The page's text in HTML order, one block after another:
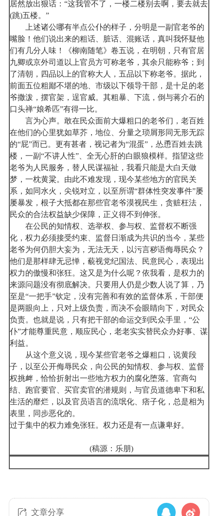
居然放出狠话：“这我管不了，一楼二楼别去啊，要去就去
(跳)五楼。”
上述诸公哪有半点公仆的样子，分明是一副官老爷的
嘴脸！他们说出来的粗话、脏话、混账话，真叫我怀疑他
们有几分人味！《柳南随笔》卷五说，在明朝，只有官居
九卿或京外司道以上官员方可称老爷，其余只能称爷；到
了清朝，四品以上的官称大人，五品以下称老爷。据此，
前面五位粗鄙不堪的地、市级以下领导干部，是十足的老
爷撒泼，摆官架，逞官威。其粗暴、下流，倒与蒋介石的
口头禅“娘希匹”有得一比。
言为心声。敢在民众面前大爆粗口的老爷们，老百姓
在他们的心里犹如草芥，地位、分量之琐屑形同无形无踪
的“屁”而已。更有甚者，视记者为“混蛋”，怂恿百姓去跳
楼，一副“不讲人性”、全无心肝的白眼狼模样。指望这些
老爷为人民服务，替人民谋福祉，我看只能是大白天做
梦，一枕黄粱。由此不难发现，现今某些地方的官民关
系，如同水火，尖锐对立，以至所谓“群体性突发事件”屡
屡暴发，根子大抵都在那些官老爷漠视民生，贪赃枉法，
民众的合法权益缺少保障，正义得不到伸张。
在公民的知情权、选举权、参与权、监督权不断强
化，权力必须接受约束、监督日渐成为共识的当今，某些
老爷为何仍胆大妄为，无法无天，以污言秽语侮辱民众？
他们是那样肆无忌惮，藐视党纪国法、民意民心，表现出
权力的傲慢和张狂。这又是为什么呢？依我看，是权力的
来源问题没有彻底解决。只要用人仍是少数人说了算，乃
至是“一把手”钦定，没有完善和有效的监督体系，干部便
是两眼向上，只对上级负责，而决不会眼睛向下，对民众
负责。也就是说，只有把干部的命运交到民众手里，“公
仆”才能尊重民意，顺应民心，老老实实替民众办好事、谋
利益。
从这个意义说，现今某些官老爷之爆粗口，说黄段
子，以至公开侮辱民众，向公民的知情权、参与权、监督
权挑衅，恰恰折射出一些地方权力的腐化堕落。官商勾
结、跑官要官、买官卖官的潜规则，与官员道德卑下和私
生活的靡烂，以及官员语言的流氓化、痞子化，总是相为
表里，同步恶化的。
过于集中的权力难免张狂。权力还是有一点谦卑好。
(稿源：乐朋)
文章分享